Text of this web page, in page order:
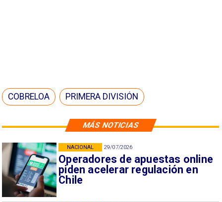
MÁS NOTICIAS
29/07/2026
Operadores de apuestas online
piden acelerar regulación en
Chile
NACIONAL
COBRELOA PRIMERA DIVISIÓN